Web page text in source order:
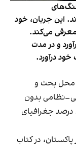
این جریان، خود
می‌کند.
سر برآورد و در مدت
درآورد.
محل بحث و
بدون
هیچ پیشینه‌ای، ناگهان ظهور می‌کند و تا ۸۰ درصد جغرافیای
در کتاب